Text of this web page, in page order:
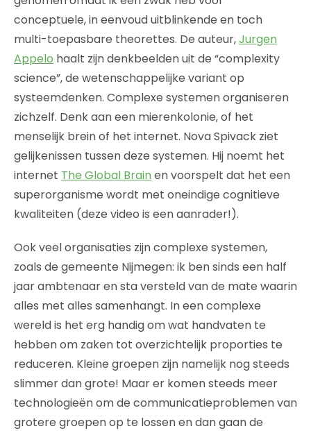
conceptuele, in eenvoud uitblinkende en toch
multi-toepasbare theorettes. De auteur,Jurgen
Appelo haalt zijn denkbeelden uit de “complexity
science”, de wetenschappelijke variant op
systeemdenken. Complexe systemen organiseren
zichzelf. Denk aan een mierenkolonie, of het
menselijk brein of het internet. Nova Spivack ziet
gelijkenissen tussen deze systemen. Hij noemt het
internet The Global Brain en voorspelt dat het een
superorganisme wordt met oneindige cognitieve
kwaliteiten (deze video is een aanrader!).
Ook veel organisaties zijn complexe systemen,
zoals de gemeente Nijmegen: ik ben sinds een half
jaar ambtenaar en sta versteld van de mate waarin
alles met alles samenhangt. In een complexe
wereld is het erg handig om wat handvaten te
hebben om zaken tot overzichtelijk proporties te
reduceren. Kleine groepen zijn namelijk nog steeds
slimmer dan grote! Maar er komen steeds meer
technologieën om de communicatieproblemen van
grotere groepen op te lossen en dan gaan de